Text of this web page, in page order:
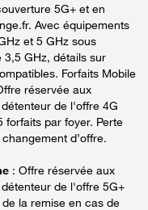
5G+ et en
Avec équipements
et 5 GHz sous
GHz, détails sur
Forfaits Mobile
réservée aux
de l'offre 4G
forfaits par foyer. Perte
d’offre.
: Offre réservée aux
de l'offre 5G+
la remise en cas de